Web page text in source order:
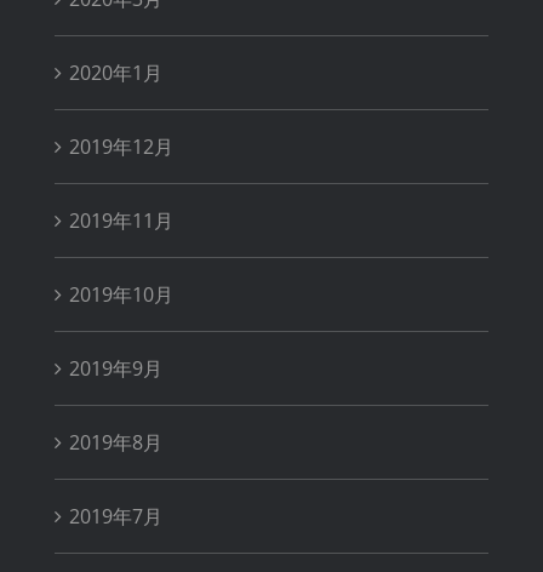
2020年1月
2019年12月
2019年11月
2019年10月
2019年9月
2019年8月
2019年7月